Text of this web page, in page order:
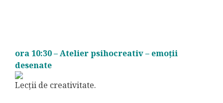
ora 10:30 – Atelier psihocreativ – emoții
desenate
Lecţii de creativitate.